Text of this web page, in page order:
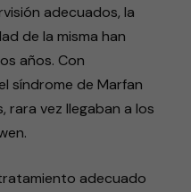
adecuados, la
de la misma han
años. Con
síndrome de Marfan
rara vez llegaban a los
adecuado